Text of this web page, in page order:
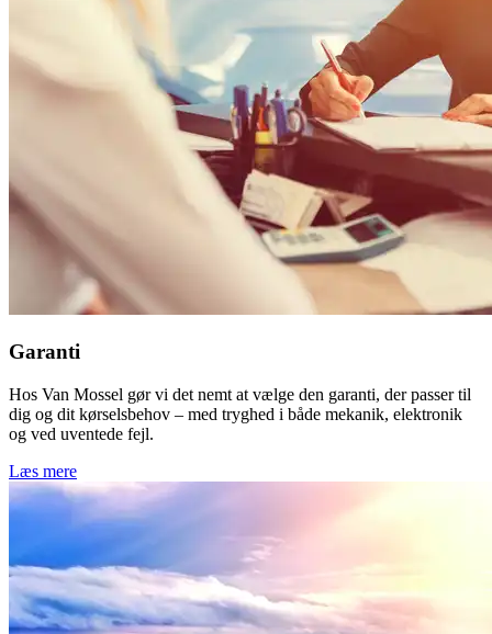
Garanti
Hos Van Mossel gør vi det nemt at vælge den garanti, der passer til
dig og dit kørselsbehov – med tryghed i både mekanik, elektronik
og ved uventede fejl.
Læs mere